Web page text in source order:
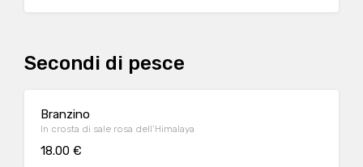
Secondi di pesce
Branzino
In crosta di sale rosa dell’Himalaya
18.00 €